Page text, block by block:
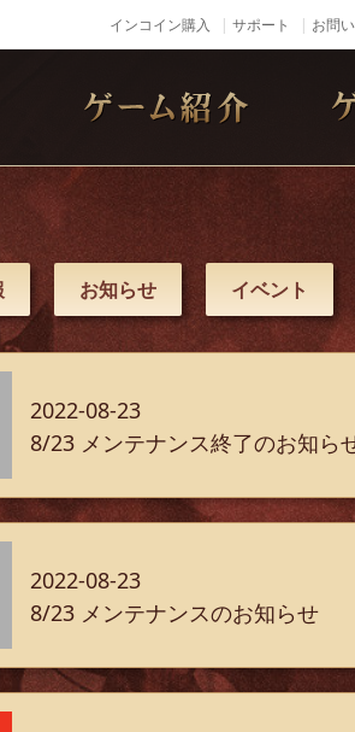
インコイン購入 サポート お問
お知らせ イベント
2022-08-23
8/23 メンテナンス終了のお知ら
2022-08-23
8/23 メンテナンスのお知らせ